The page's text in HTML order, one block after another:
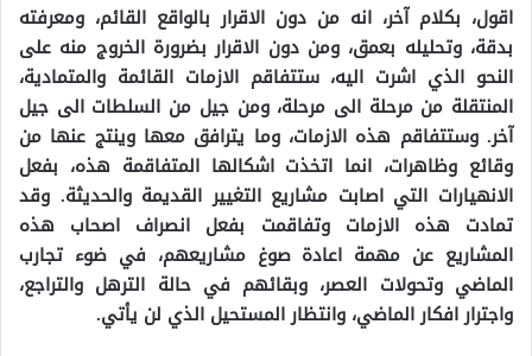
اقول، بكلام آخر، انه من دون الاقرار بالواقع القائم، ومعرفته
بدقة، وتحليله بعمق، ومن دون الاقرار بضرورة الخروج منه على
النحو الذي اشرت اليه، ستتفاقم الازمات القائمة والمتمادية،
المنتقلة من مرحلة الى مرحلة، ومن جيل من السلطات الى جيل
آخر. وستتفاقم هذه الازمات، وما يترافق معها وينتج عنها من
وقائع وظاهرات، انما اتخذت اشكالها المتفاقمة هذه، بفعل
الانهيارات التي اصابت مشاريع التغيير القديمة والحديثة. وقد
تمادت هذه الازمات وتفاقمت بفعل انصراف اصحاب هذه
المشاريع عن مهمة اعادة صوغ مشاريعهم، في ضوء تجارب
الماضي وتحولات العصر، وبقائهم في حالة الترهل والتراجع،
واجترار افكار الماضي، وانتظار المستحيل الذي لن يأتي.